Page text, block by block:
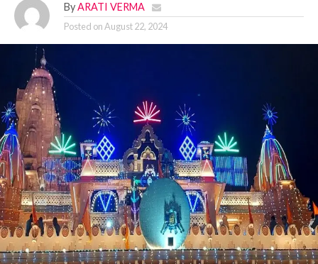
By ARATI VERMA
Posted onAugust 22, 2024